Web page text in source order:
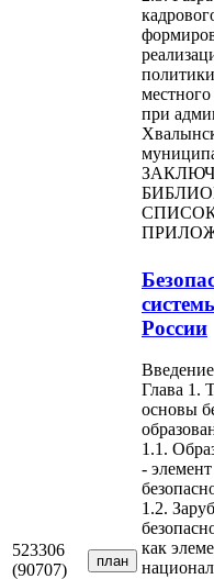
при
СПИСОК
523306
(90707)
план
России
Глава 1.
основы
1.1.
-
1.2.
как